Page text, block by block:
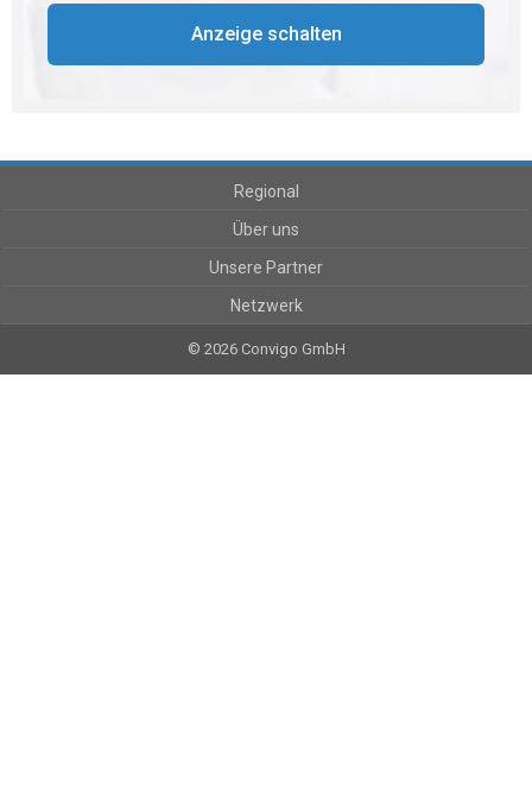
Anzeige schalten
Regional
Über uns
Unsere Partner
Netzwerk
© 2026 Convigo GmbH